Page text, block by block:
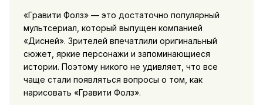
«Гравити Фолз» — это достаточно популярный
мультсериал, который выпущен компанией
«Дисней». Зрителей впечатлили оригинальный
сюжет, яркие персонажи и запоминающиеся
истории. Поэтому никого не удивляет, что все
чаще стали появляться вопросы о том, как
нарисовать «Гравити Фолз».